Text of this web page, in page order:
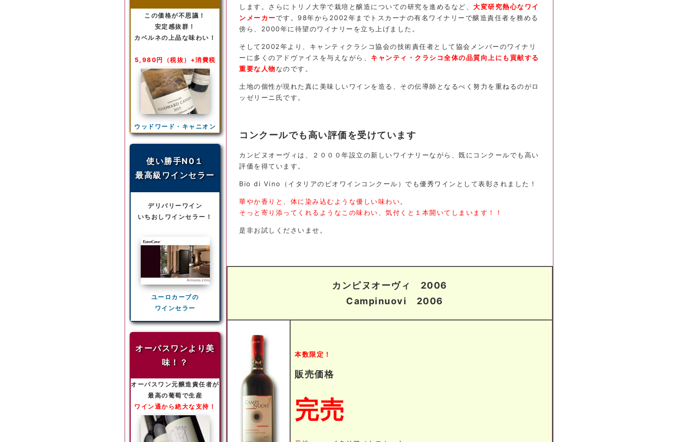
この価格が不思議！
安定感抜群！
カベルネの上品な味わい！
5,980円（税抜）+消費税
ウッドワード・キャニオン
使い勝手N0１
最高級ワインセラー
デリバリーワイン
いちおしワインセラー！
ユーロカーブの
ワインセラー
オーパスワンより美
味！？
オーパスワン元醸造責任者が
最高の葡萄で生産
ワイン通から絶大な支持！
します。さらにトリノ大学で栽培と醸造についての研究を進めるなど、 大変研究熱心なワイ
ンメーカーです。98年から2002年までトスカーナの有名ワイナリーで醸造責任者を務める
傍ら、2000年に待望のワイナリーを立ち上げました。
そして2002年より、キャンティクラシコ協会の技術責任者として協会メンバーのワイナリ
ーに多くのアドヴァイスを与えながら、 キャンティ・クラシコ全体の品質向上にも貢献する
重要な人物なのです。
土地の個性が現れた真に美味しいワインを造る、その伝導師となるべく努力を重ねるのがロ
ッゼリーニ氏です。
コンクールでも高い評価を受けています
カンピヌオーヴィは、２０００年設立の新しいワイナリーながら、既にコンクールでも高い
評価を得ています。
Bio di Vino（イタリアのビオワインコンクール）でも優秀ワインとして表彰されました ！
華やか香りと、体に染み込むような優しい味わい。
そっと寄り添ってくれるようなこの味わい、気付くと１本開いてしまいます！！
是非お試しくださいませ。
カンピヌオーヴィ 2006
Campinuovi 2006
本数限定！
販売価格
完売